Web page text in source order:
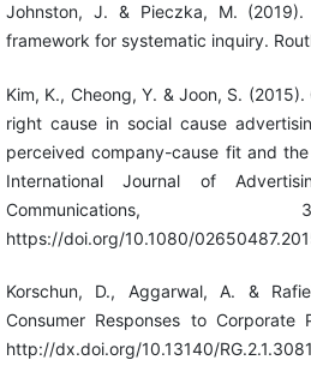
Johnston, J. & Pieczka, M.
framework for systematic inquiry.
Kim, K., Cheong, Y. & Joon, S.
right cause in social cause
perceived company-cause fit and
International Journal of
https://doi.org/10.1080/
Korschun, D., Aggarwal, A. &
Consumer Responses to Corporate
http://dx.doi.org/10.13140/